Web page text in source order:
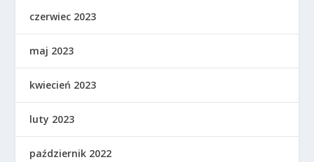
czerwiec 2023
maj 2023
kwiecień 2023
luty 2023
październik 2022